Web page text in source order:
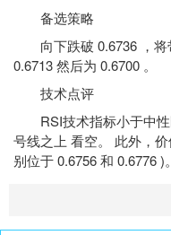
备选策略
向下跌破 0.6736 ，将
0.6713 然后为 0.6700 。
技术点评
RSI技术指标小于中
号线之上 看空。 此外，
别位于 0.6756 和 0.6776 )。